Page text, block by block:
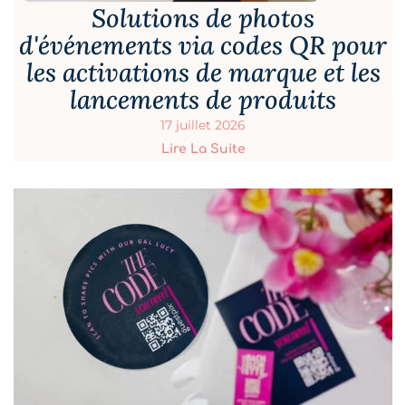
Solutions de photos
d'événements via codes QR pour
les activations de marque et les
lancements de produits
17 juillet 2026
Lire La Suite